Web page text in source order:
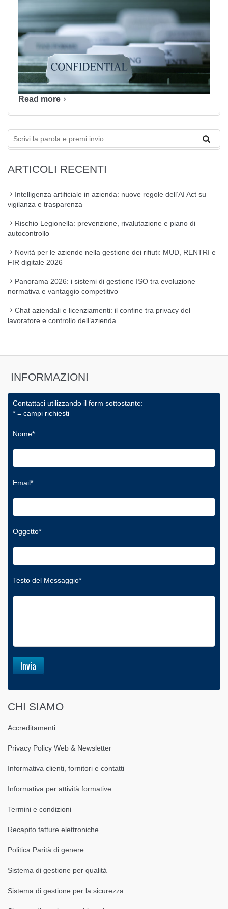
Read more
ARTICOLI RECENTI
Intelligenza artificiale in azienda: nuove regole dell’AI Act su
vigilanza e trasparenza
Rischio Legionella: prevenzione, rivalutazione e piano di
autocontrollo
Novità per le aziende nella gestione dei rifiuti: MUD, RENTRI e
FIR digitale 2026
Panorama 2026: i sistemi di gestione ISO tra evoluzione
normativa e vantaggio competitivo
Chat aziendali e licenziamenti: il confine tra privacy del
lavoratore e controllo dell’azienda
INFORMAZIONI
Contattaci utilizzando il form sottostante:
* = campi richiesti
Nome*
Email*
Oggetto*
Testo del Messaggio*
CHI SIAMO
Accreditamenti
Privacy Policy Web & Newsletter
Informativa clienti, fornitori e contatti
Informativa per attività formative
Termini e condizioni
Recapito fatture elettroniche
Politica Parità di genere
Sistema di gestione per qualità
Sistema di gestione per la sicurezza